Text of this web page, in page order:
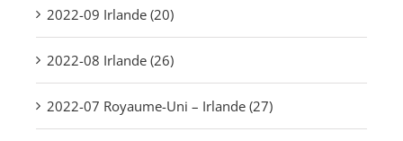
2022-09 Irlande (20)
2022-08 Irlande (26)
2022-07 Royaume-Uni – Irlande (27)